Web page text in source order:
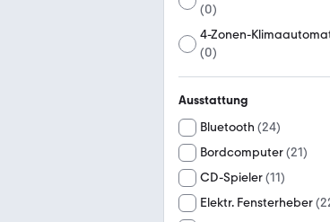
(0)
4-Zonen-
(0)
Ausstattung
Bluetooth (24)
Bordcomputer(21)
CD-Spieler(11)
Elektr. Fensterheber(